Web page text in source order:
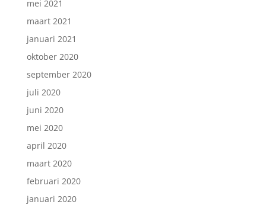
mei 2021
maart 2021
januari 2021
oktober 2020
september 2020
juli 2020
juni 2020
mei 2020
april 2020
maart 2020
februari 2020
januari 2020